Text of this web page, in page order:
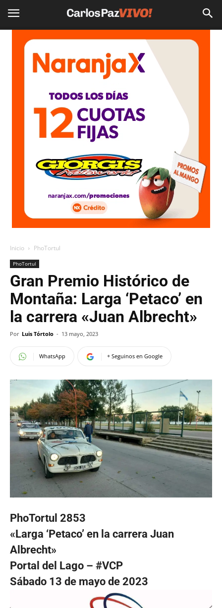
Inicio PhoTortul
PhoTortul
Gran Premio Histórico de
Montaña: Larga ‘Petaco’ en
la carrera «Juan Albrecht»
Por Luis Tórtolo - 13 mayo, 2023
WhatsApp + Seguinos en Google
PhoTortul 2853
«Larga ‘Petaco’ en la carrera Juan
Albrecht»
Portal del Lago – #VCP
Sábado 13 de mayo de 2023